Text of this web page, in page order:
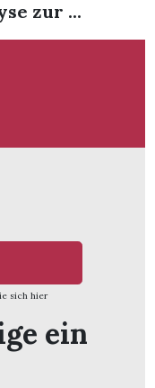
zur ...
sich hier
ein